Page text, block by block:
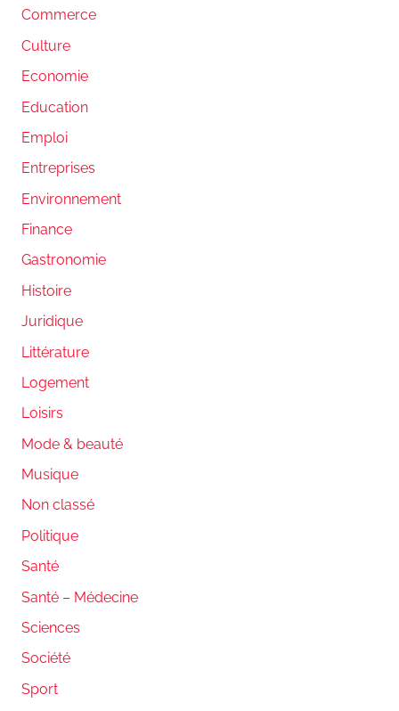
Commerce
Culture
Economie
Education
Emploi
Entreprises
Environnement
Finance
Gastronomie
Histoire
Juridique
Littérature
Logement
Loisirs
Mode & beauté
Musique
Non classé
Politique
Santé
Santé – Médecine
Sciences
Société
Sport